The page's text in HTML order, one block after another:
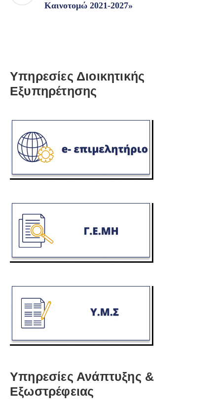
Καινοτομώ 2021-2027»
Υπηρεσίες Διοικητικής
Εξυπηρέτησης
Υπηρεσίες Ανάπτυξης &
Εξωστρέφειας